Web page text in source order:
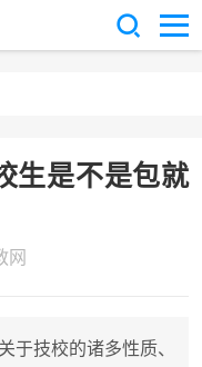
生是不是包就
网
于技校的诸多性质、